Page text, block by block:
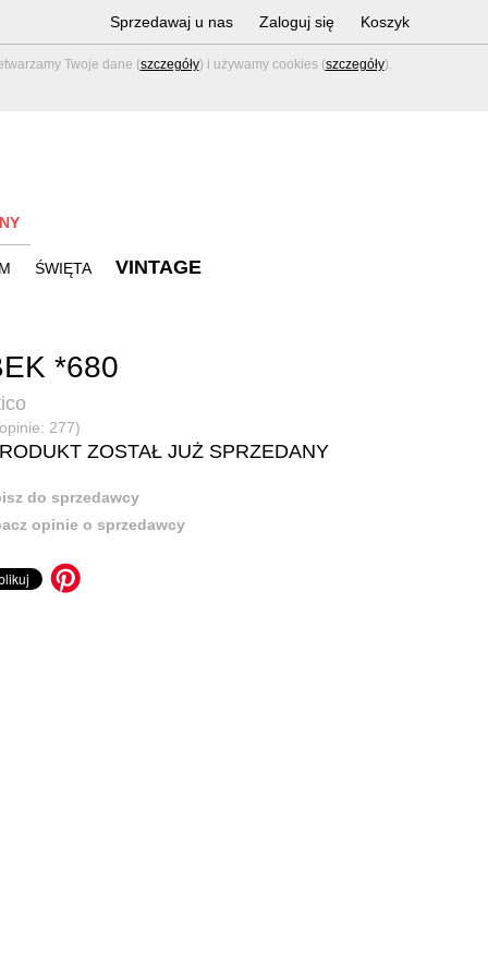
Twoje dane (szczegóły) i używamy cookies (szczegóły).
Sprzedawaj u nas Zaloguj się Koszyk
ŚWIĘTA VINTAGE
*680
277)
ZOSTAŁ JUŻ SPRZEDANY
do sprzedawcy
opinie o sprzedawcy